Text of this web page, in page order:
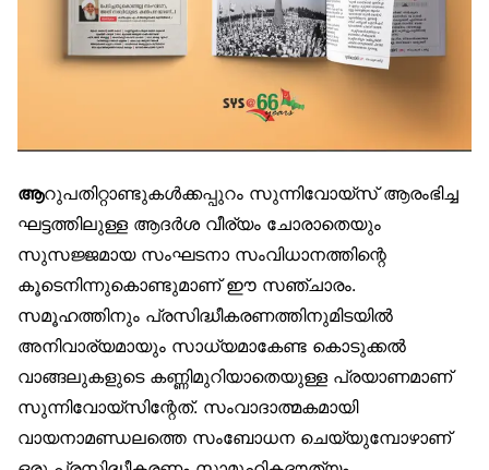
ആറുപതിറ്റാണ്ടുകൾക്കപ്പുറം സുന്നിവോയ്‌സ് ആരംഭിച്ച
ഘട്ടത്തിലുള്ള ആദർശ വീര്യം ചോരാതെയും
സുസജ്ജമായ സംഘടനാ സംവിധാനത്തിന്റെ
കൂടെനിന്നുകൊണ്ടുമാണ് ഈ സഞ്ചാരം.
സമൂഹത്തിനും പ്രസിദ്ധീകരണത്തിനുമിടയിൽ
അനിവാര്യമായും സാധ്യമാകേണ്ട കൊടുക്കൽ
വാങ്ങലുകളുടെ കണ്ണിമുറിയാതെയുള്ള പ്രയാണമാണ്
സുന്നിവോയ്‌സിന്റേത്. സംവാദാത്മകമായി
വായനാമണ്ഡലത്തെ സംബോധന ചെയ്യുമ്പോഴാണ്